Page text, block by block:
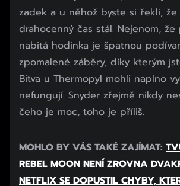
zadek a u něhož byste si řekli, že
drahocenný čas stál. Nejenom,
nabitá hodinka je špatnou
zpomalené záběry, díky kterým
Bitva u Thermopyl mohli naplno
nefungují. Snyder zřejmě nikdy
čeho je moc, toho je příliš.
Začátek reklamy
Konec reklamy
MOHLO BY VÁS TAKÉ ZAJÍMAT:
REBEL MOON NENÍ ZROVNA
NETFLIX SE DOPUSTIL CHYBY,